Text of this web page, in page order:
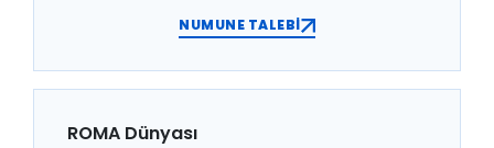
NUMUNE TALEBİ
ROMA Dünyası